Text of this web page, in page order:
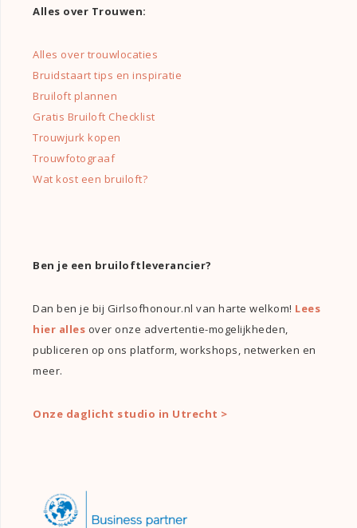
Alles over Trouwen:
Alles over trouwlocaties
Bruidstaart tips en inspiratie
Bruiloft plannen
Gratis Bruiloft Checklist
Trouwjurk kopen
Trouwfotograaf
Wat kost een bruiloft?
Ben je een bruiloftleverancier?
Dan ben je bij Girlsofhonour.nl van harte welkom! Lees
hier alles over onze advertentie-mogelijkheden,
publiceren op ons platform, workshops, netwerken en
meer.
Onze daglicht studio in Utrecht >